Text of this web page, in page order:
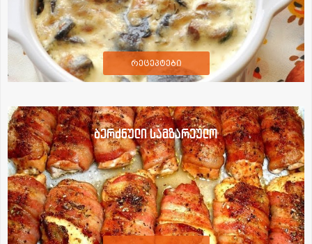
რეცეპტები
ბერძნული სამზარეულო